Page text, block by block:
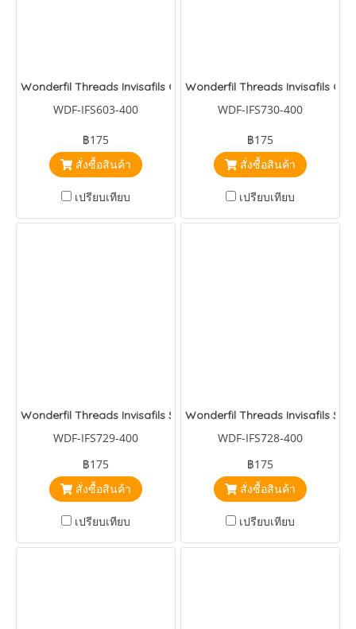
Wonderfil Threads Invisafils Old Rose
WDF-IFS603-400
฿175
สั่งซื้อสินค้า
เปรียบเทียบ
Wonderfil Threads Invisafils
WDF-IFS730-400
฿175
สั่งซื้อสินค้า
เปรียบเทียบ
Wonderfil Threads Invisafils Shadow Blue
WDF-IFS729-400
฿175
สั่งซื้อสินค้า
เปรียบเทียบ
Wonderfil Threads Invisafils
WDF-IFS728-400
฿175
สั่งซื้อสินค้า
เปรียบเทียบ